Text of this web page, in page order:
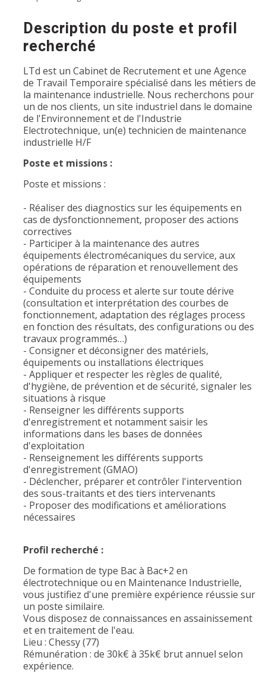
Description du poste et profil
recherché
LTd est un Cabinet de Recrutement et une Agence
de Travail Temporaire spécialisé dans les métiers de
la maintenance industrielle. Nous recherchons pour
un de nos clients, un site industriel dans le domaine
de l'Environnement et de l'Industrie
Electrotechnique, un(e) technicien de maintenance
industrielle H/F
Poste et missions :
Poste et missions :
- Réaliser des diagnostics sur les équipements en
cas de dysfonctionnement, proposer des actions
correctives
- Participer à la maintenance des autres
équipements électromécaniques du service, aux
opérations de réparation et renouvellement des
équipements
- Conduite du process et alerte sur toute dérive
(consultation et interprétation des courbes de
fonctionnement, adaptation des réglages process
en fonction des résultats, des configurations ou des
travaux programmés…)
- Consigner et déconsigner des matériels,
équipements ou installations électriques
- Appliquer et respecter les règles de qualité,
d'hygiène, de prévention et de sécurité, signaler les
situations à risque
- Renseigner les différents supports
d'enregistrement et notamment saisir les
informations dans les bases de données
d'exploitation
- Renseignement les différents supports
d'enregistrement (GMAO)
- Déclencher, préparer et contrôler l'intervention
des sous-traitants et des tiers intervenants
- Proposer des modifications et améliorations
nécessaires
Profil recherché :
De formation de type Bac à Bac+2 en
électrotechnique ou en Maintenance Industrielle,
vous justifiez d'une première expérience réussie sur
un poste similaire.
Vous disposez de connaissances en assainissement
et en traitement de l'eau.
Lieu : Chessy (77)
Rémunération : de 30k€ à 35k€ brut annuel selon
expérience.